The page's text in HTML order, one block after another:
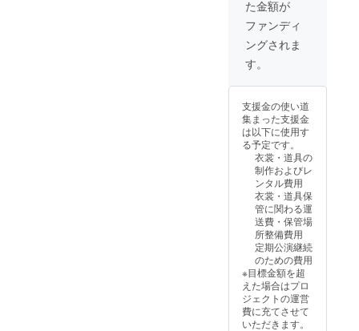
メール
にてお
届けし
ます。
アファイル＋
トートバック2
セットのご提供
※8月提供予定。
第60回公演「メ
リー・ウィド
ウ」限定動画の
視聴URL送付
※11月までに二
日間の公演が視
聴できる限定
URLをメールに
てお届けしま
す。
た金額が
ファンディ
ングされま
す。
支援金の使い道
集まった支援金
は以下に使用す
る予定です。
衣裳・道具の
制作およびレ
ンタル費用
衣裳・道具保
管に関わる運
送費・保管場
所整備費用
定期公演継続
のための費用
※目標金額を超
えた場合はプロ
ジェクトの運営
費に充てさせて
いただきます。